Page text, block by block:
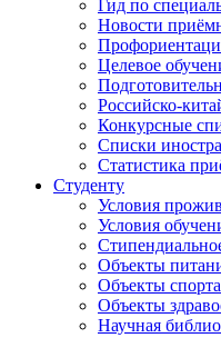
Гид по
Новости
Целевое
Российско-
Конкурсные
Списки
Статистика
Студенту
Условия
Условия
Объекты
Объекты спорта
Объекты
Научная